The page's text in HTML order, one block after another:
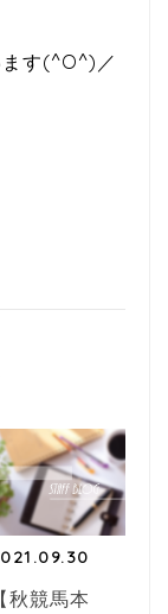
す(^O^)／
【秋競馬本